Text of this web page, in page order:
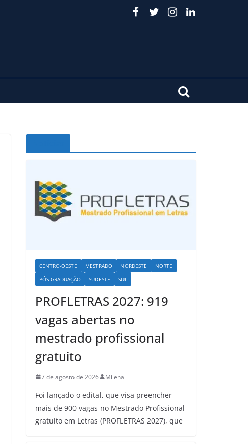
CENTRO-OESTE MESTRADO NORDESTE
NORTE
PÓS-GRADUAÇÃO
SUDESTE SUL
PROFLETRAS 2027: 919
vagas abertas no
mestrado profissional
gratuito
7 de agosto de 2026 Milena
Foi lançado o edital, que visa preencher
mais de 900 vagas no Mestrado Profissional
gratuito em Letras (PROFLETRAS 2027), que